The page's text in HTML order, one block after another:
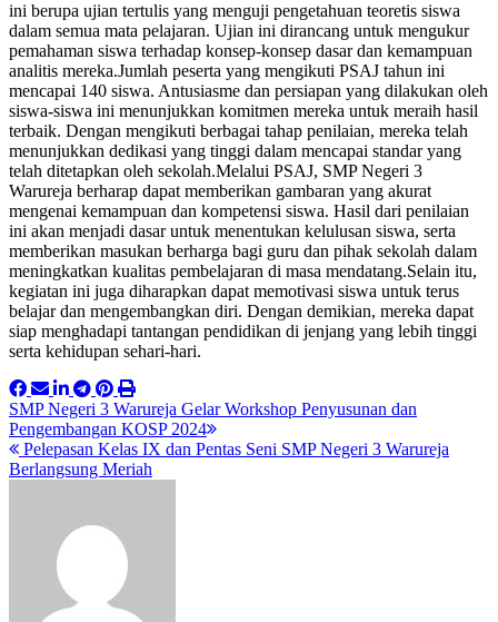
ini berupa ujian tertulis yang menguji pengetahuan teoretis siswa
dalam semua mata pelajaran. Ujian ini dirancang untuk mengukur
pemahaman siswa terhadap konsep-konsep dasar dan kemampuan
analitis mereka.Jumlah peserta yang mengikuti PSAJ tahun ini
mencapai 140 siswa. Antusiasme dan persiapan yang dilakukan oleh
siswa-siswa ini menunjukkan komitmen mereka untuk meraih hasil
terbaik. Dengan mengikuti berbagai tahap penilaian, mereka telah
menunjukkan dedikasi yang tinggi dalam mencapai standar yang
telah ditetapkan oleh sekolah.Melalui PSAJ, SMP Negeri 3
Warureja berharap dapat memberikan gambaran yang akurat
mengenai kemampuan dan kompetensi siswa. Hasil dari penilaian
ini akan menjadi dasar untuk menentukan kelulusan siswa, serta
memberikan masukan berharga bagi guru dan pihak sekolah dalam
meningkatkan kualitas pembelajaran di masa mendatang.Selain itu,
kegiatan ini juga diharapkan dapat memotivasi siswa untuk terus
belajar dan mengembangkan diri. Dengan demikian, mereka dapat
siap menghadapi tantangan pendidikan di jenjang yang lebih tinggi
serta kehidupan sehari-hari.
Post
navigation
SMP Negeri 3 Warureja Gelar Workshop Penyusunan dan
Pengembangan KOSP 2024
Pelepasan Kelas IX dan Pentas Seni SMP Negeri 3 Warureja
Berlangsung Meriah